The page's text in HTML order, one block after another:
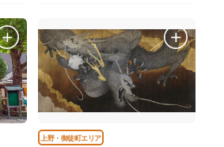
上野・御徒町エリア